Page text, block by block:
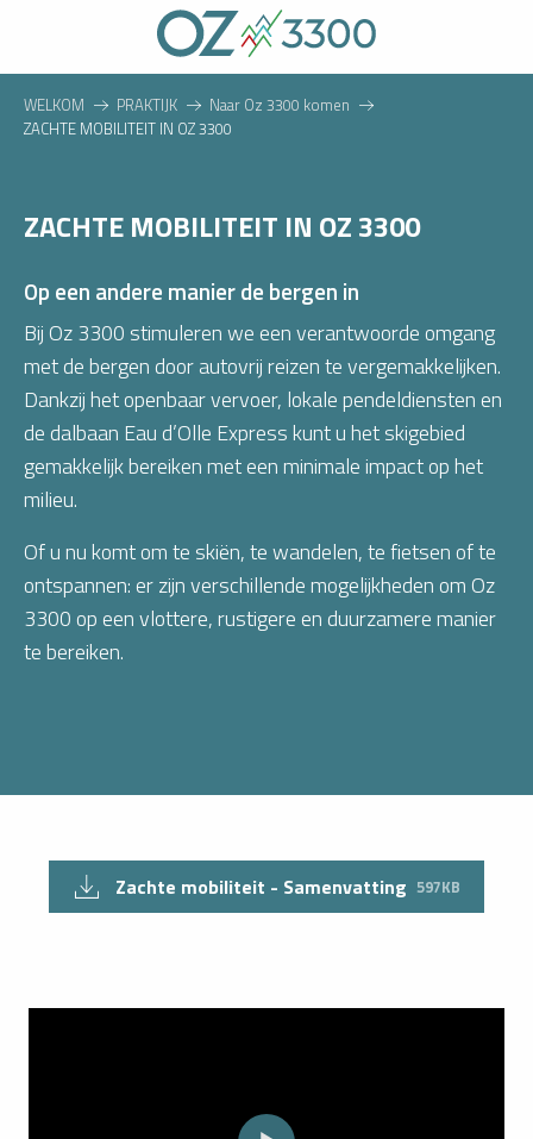
contenu
principal
WELKOM PRAKTIJK
Naar Oz 3300 komen
ZACHTE MOBILITEIT IN OZ 3300
ZACHTE MOBILITEIT IN OZ 3300
Op een andere manier de bergen in
Bij Oz 3300 stimuleren we een verantwoorde omgang
met de bergen door autovrij reizen te vergemakkelijken.
Dankzij het openbaar vervoer, lokale pendeldiensten en
de dalbaan Eau d’Olle Express kunt u het skigebied
gemakkelijk bereiken met een minimale impact op het
milieu.
Of u nu komt om te skiën, te wandelen, te fietsen of te
ontspannen: er zijn verschillende mogelijkheden om Oz
3300 op een vlottere, rustigere en duurzamere manier
te bereiken.
Zachte mobiliteit - Samenvatting 597KB